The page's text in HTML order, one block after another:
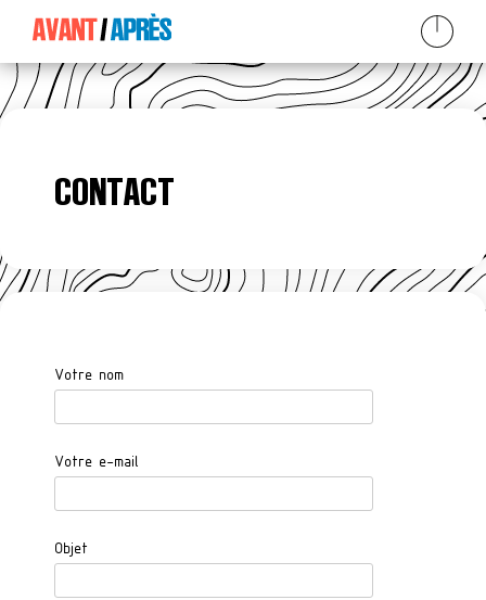
Skip
CONTACT
Votre nom
Votre e-mail
Objet